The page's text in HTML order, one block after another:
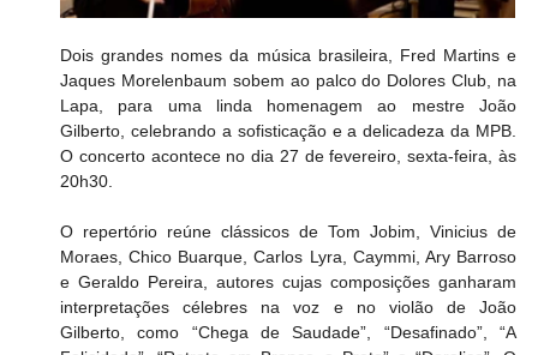
Dois grandes nomes da música brasileira, Fred Martins e
Jaques Morelenbaum sobem ao palco do Dolores Club, na
Lapa, para uma linda homenagem ao mestre João
Gilberto, celebrando a sofisticação e a delicadeza da MPB.
O concerto acontece no dia 27 de fevereiro, sexta-feira, às
20h30.
O repertório reúne clássicos de Tom Jobim, Vinicius de
Moraes, Chico Buarque, Carlos Lyra, Caymmi, Ary Barroso
e Geraldo Pereira, autores cujas composições ganharam
interpretações célebres na voz e no violão de João
Gilberto, como “Chega de Saudade”, “Desafinado”, “A